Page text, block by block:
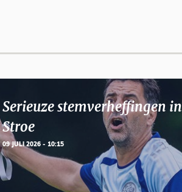
Serieuze stemverheffingen in
Stroe
09 JULI 2026 - 10:15